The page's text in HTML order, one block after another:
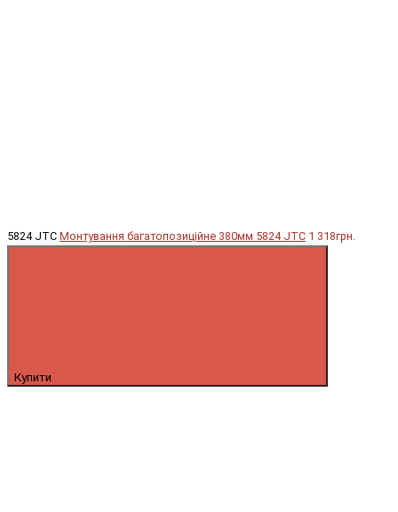
5824 JTC Монтування багатопозиційне 380мм 5824 JTC 1 318грн.
Купити